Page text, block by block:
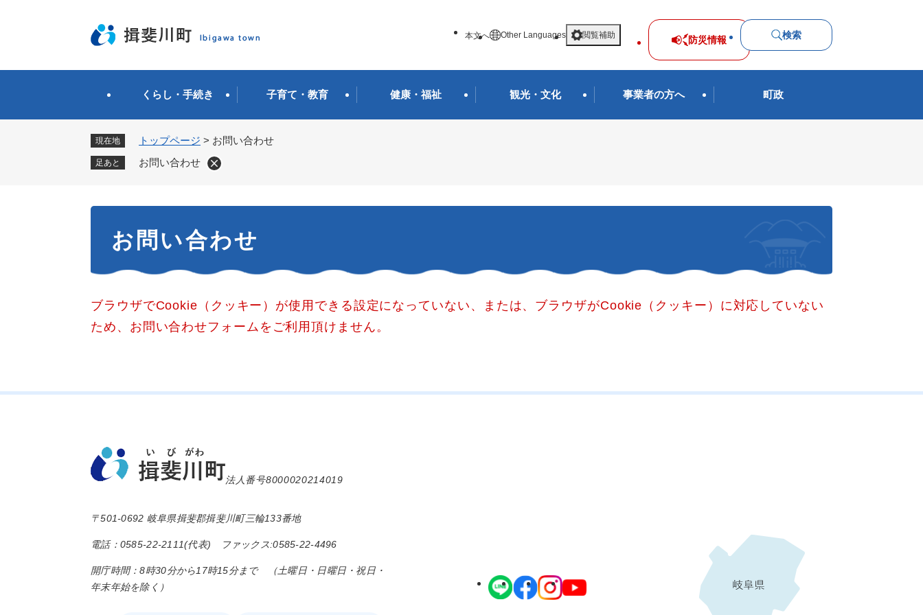
先
す
本文へ Other Languages 閲覧補助 防災情報 検索
くらし・手続き 子育て・教育 健康・福祉 観光・文化 事業者の方へ 町政
現在地 トップページ > お問い合わせ
足あと お問い合わせ
お問い合わせ
ブラウザでCookie（クッキー）が使用できる設定になっていない、または、ブラウザがCookie（クッキー）に対応していない
ため、お問い合わせフォームをご利用頂けません。
法人番号8000020214019
〒501-0692 岐阜県揖斐郡揖斐川町三輪133番地
電話：0585-22-2111(代表) ファックス:0585-22-4496
開庁時間：8時30分から17時15分まで （土曜日・日曜日・祝日・
年末年始を除く）